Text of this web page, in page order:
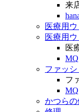
来
医療用
医療用
医
ファッシ
フ
かつらの